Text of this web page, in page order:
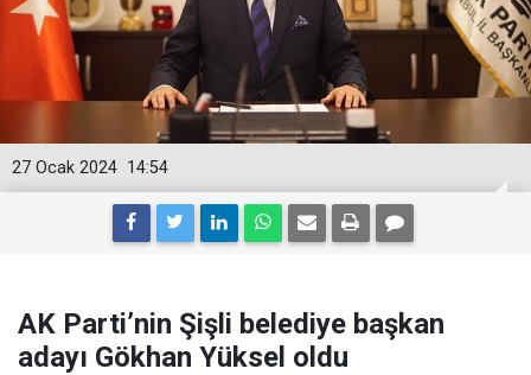
14:54
27 Ocak 2024
AK Parti’nin Şişli belediye başkan
adayı Gökhan Yüksel oldu